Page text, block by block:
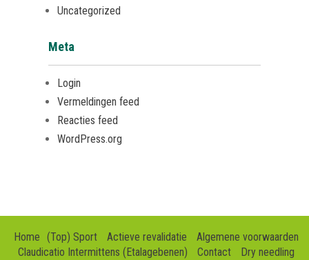
Uncategorized
Meta
Login
Vermeldingen feed
Reacties feed
WordPress.org
Home (Top) Sport Actieve revalidatie
Algemene voorwaarden
Claudicatio Intermittens (Etalagebenen)
Contact
Dry needling